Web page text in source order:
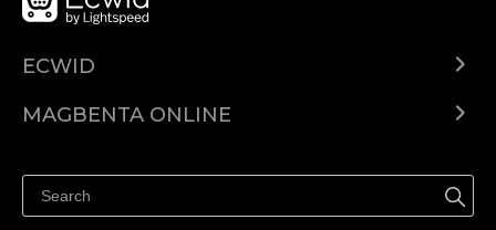
ECWID
Help center
MAGBENTA ONLINE
Ibenta sa Facebook